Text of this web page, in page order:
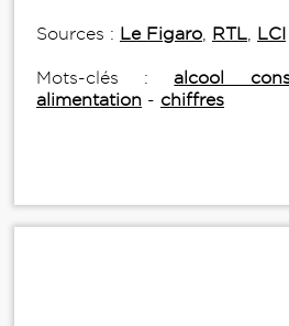
Sources : Le Figaro RTL LCI
Mots-clés :alcool
alimentation - chiffres